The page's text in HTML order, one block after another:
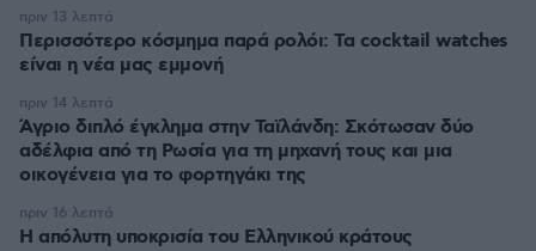
Περισσότερο κόσμημα παρά ρολόι: Τα cocktail watches
είναι η νέα μας εμμονή
πριν 13 λεπτά
Άγριο διπλό έγκλημα στην Ταϊλάνδη: Σκότωσαν δύο
αδέλφια από τη Ρωσία για τη μηχανή τους και μια
οικογένεια για το φορτηγάκι της
πριν 14 λεπτά
Η απόλυτη υποκρισία του Ελληνικού κράτους
πριν 16 λεπτά